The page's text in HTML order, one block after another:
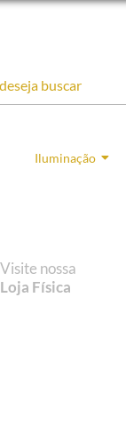
Iluminação
Visite nossa
Loja Física